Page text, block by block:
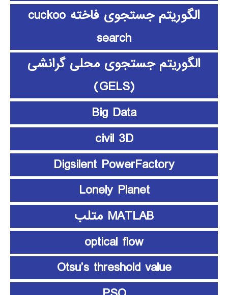
الگوریتم جستجوی فاخته cuckoo
search
الگوریتم جستجوی محلی گرانشی
(GELS)
Big Data
civil 3D
Digsilent PowerFactory
Lonely Planet
MATLAB متلب
optical flow
Otsu’s threshold value